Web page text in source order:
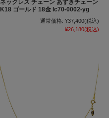
ネックレス チェーン あずきチェーン
K18 ゴールド 18金 lc70-0002-yg
通常価格: ¥37,400(税込)
¥26,180(税込)